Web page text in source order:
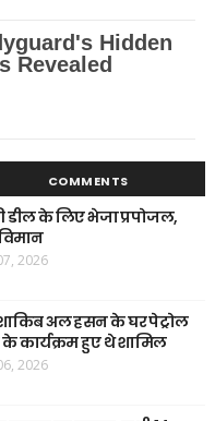
COMMENTS
डील के लिए भेजा प्रपोजल,
2026
अल हसन के घर पेट्रोल
कार्यक्रम हुए थे शामिल
2026